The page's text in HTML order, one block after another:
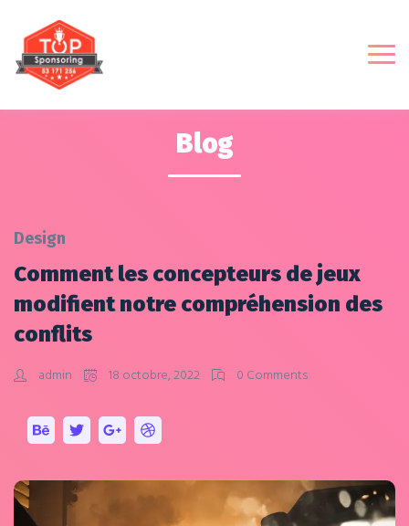
Blog
Design
Comment les concepteurs de jeux
modifient notre compréhension des
conflits
admin 18 octobre, 2022 0 Comments